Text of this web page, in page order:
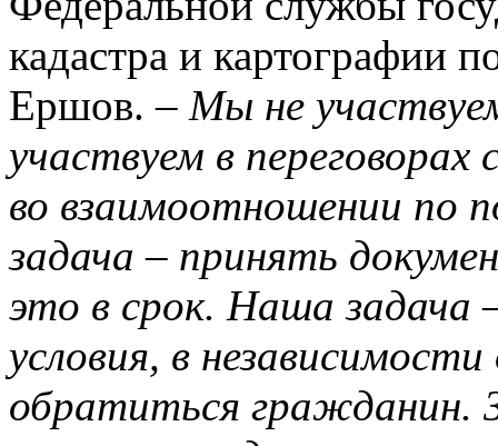
кадастра и картографии
Ершов. – Мы не
участвуем в
во взаимоотношении по
задача – принять
это в срок. Наша задача
условия, в
обратиться гражданин.